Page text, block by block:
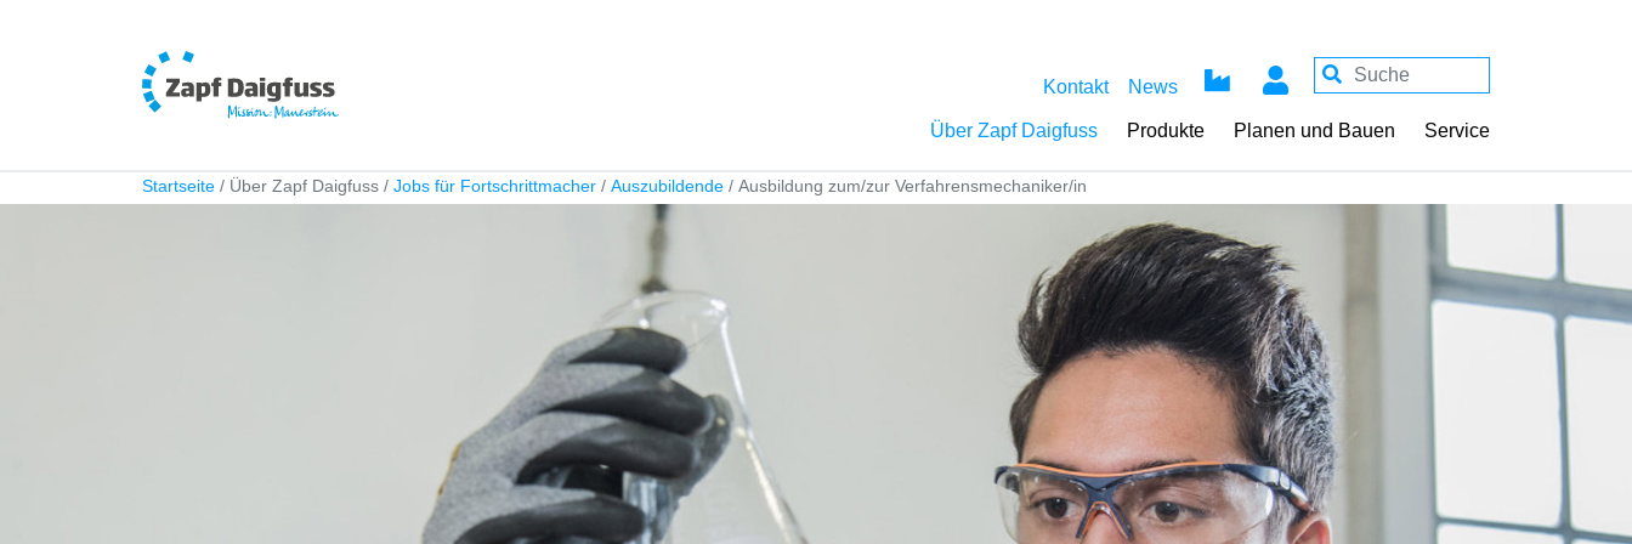
Kontakt News
Über Zapf Daigfuss Produkte Planen und Bauen Service
Startseite Über Zapf Daigfuss Jobs für Fortschrittmacher Auszubildende Ausbildung zum/zur Verfahrensmechaniker/in